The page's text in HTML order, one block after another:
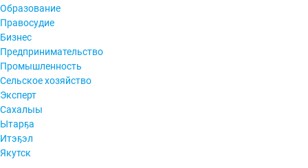
Образование
Правосудие
Бизнес
Предпринимательство
Промышленность
Сельское хозяйство
Эксперт
Сахалыы
Ытарҕа
Итэҕэл
Якутск